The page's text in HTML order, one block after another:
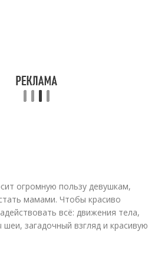
огромную пользу девушкам,
мамами. Чтобы красиво
всё: движения тела,
загадочный взгляд и красивую